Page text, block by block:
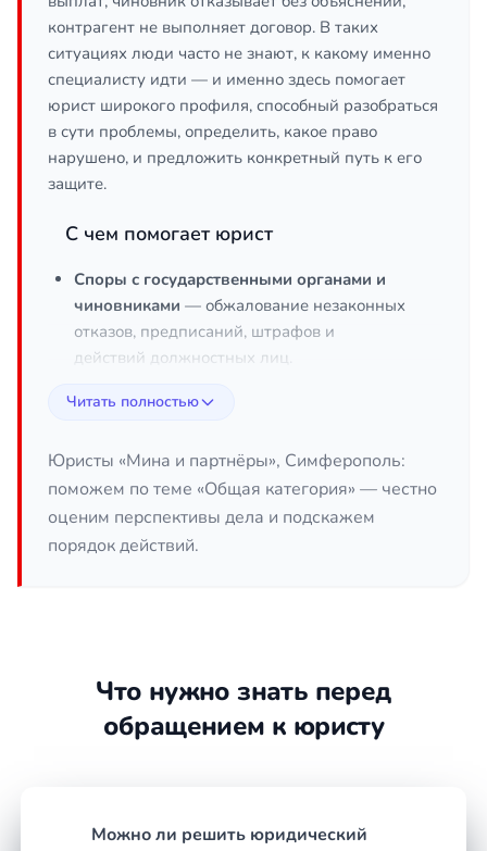
контрагент не выполняет договор. В таких
ситуациях люди часто не знают, к какому именно
специалисту идти — и именно здесь помогает
юрист широкого профиля, способный разобраться
в сути проблемы, определить, какое право
нарушено, и предложить конкретный путь к его
защите.
С чем помогает юрист
Споры с государственными органами и
чиновниками — обжалование незаконных
отказов, предписаний, штрафов и
действий должностных лиц.
Трудовые конфликты— незаконное
увольнение, задержка зарплаты,
принуждение к невыгодным условиям.
Договорные споры
сведений, утечка личной информации.
Административные дела — оспаривание
протоколов и постановлений,
Составление и проверка документов
Читать полностью
Юристы «Мина и партнёры», Симферополь:
поможем по теме «Общая категория» — честно
оценим перспективы дела и подскажем
порядок действий.
Что нужно знать перед
обращением к юристу
Можно ли решить юридический